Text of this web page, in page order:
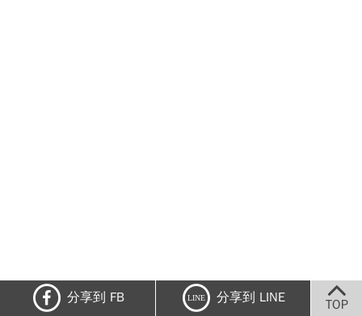
分享到 FB LINE 分享到 LINE TOP